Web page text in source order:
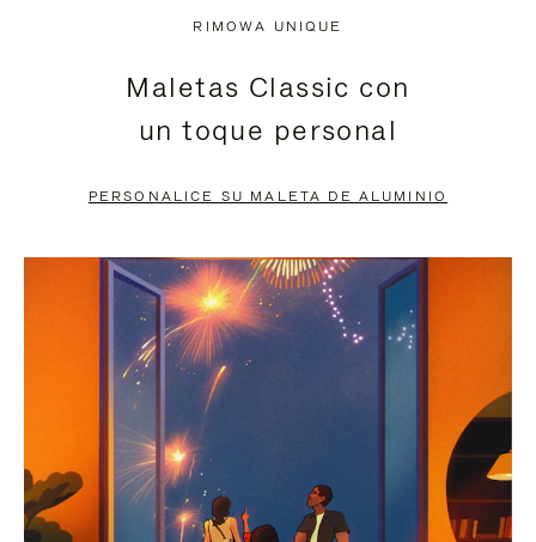
PAUSADO,
PULSE
PARA
ESTÁ
DESACTIVADO:
PULSE
ACTIVARLO.
RIMOWA UNIQUE
Maletas Classic con
un toque personal
PERSONALICE SU MALETA DE ALUMINIO